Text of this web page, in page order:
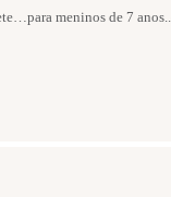
meninos de 7